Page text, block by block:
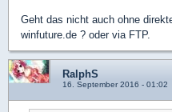
Geht das nicht auch ohne
winfuture.de ? oder via FTP.
RalphS
16. September 2016 - 01:02